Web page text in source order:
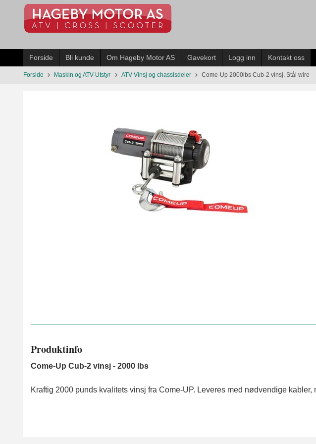
innholdet
Forside Bli kunde Om Hageby Motor AS Gavekort Logg inn Kontakt oss
Forside Maskin og ATV-Utstyr ATV Vinsj og chassisdeler Come-Up 2000lbs Cub-2 vinsj. Stål wire
Produktinfo
Come-Up Cub-2 vinsj - 2000 lbs
Kraftig 2000 punds kvalitets vinsj fra Come-UP. Leveres med nødvendige kabler,